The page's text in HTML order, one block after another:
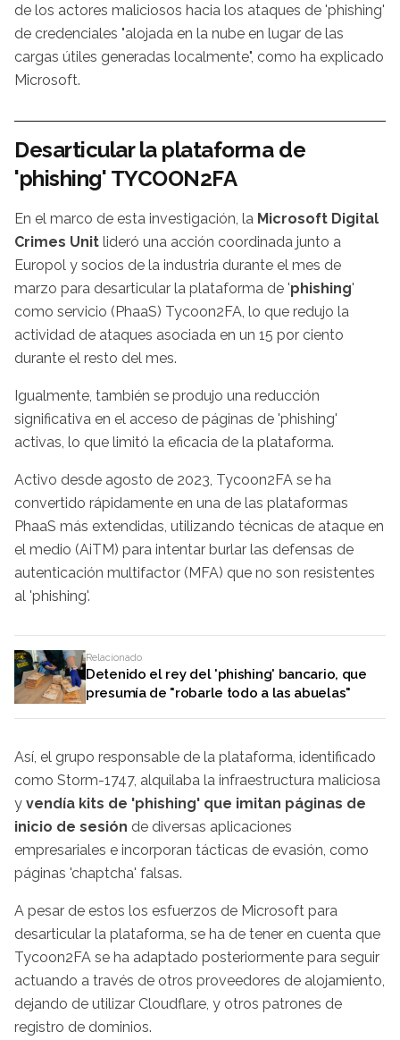
de los actores maliciosos hacia los ataques de 'phishing'
de credenciales "alojada en la nube en lugar de las
cargas útiles generadas localmente", como ha explicado
Microsoft.
Desarticular la plataforma de
'phishing' TYCOON2FA
En el marco de esta investigación, la Microsoft Digital
Crimes Unit lideró una acción coordinada junto a
Europol y socios de la industria durante el mes de
marzo para desarticular la plataforma de 'phishing'
como servicio (PhaaS) Tycoon2FA, lo que redujo la
actividad de ataques asociada en un 15 por ciento
durante el resto del mes.
Igualmente, también se produjo una reducción
significativa en el acceso de páginas de 'phishing'
activas, lo que limitó la eficacia de la plataforma.
Activo desde agosto de 2023, Tycoon2FA se ha
convertido rápidamente en una de las plataformas
PhaaS más extendidas, utilizando técnicas de ataque en
el medio (AiTM) para intentar burlar las defensas de
autenticación multifactor (MFA) que no son resistentes
al 'phishing'.
Relacionado
Detenido el rey del 'phishing' bancario, que
presumía de "robarle todo a las abuelas"
Así, el grupo responsable de la plataforma, identificado
como Storm-1747, alquilaba la infraestructura maliciosa
y vendía kits de 'phishing' que imitan páginas de
inicio de sesión de diversas aplicaciones
empresariales e incorporan tácticas de evasión, como
páginas 'chaptcha' falsas.
A pesar de estos los esfuerzos de Microsoft para
desarticular la plataforma, se ha de tener en cuenta que
Tycoon2FA se ha adaptado posteriormente para seguir
actuando a través de otros proveedores de alojamiento,
dejando de utilizar Cloudflare, y otros patrones de
registro de dominios.